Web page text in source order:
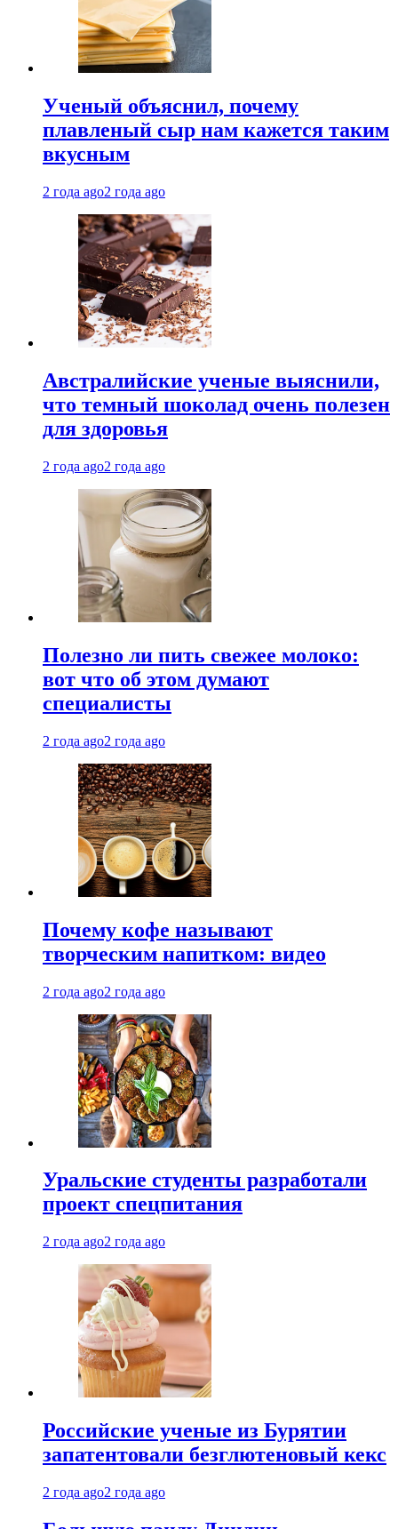
Ученый объяснил, почему
плавленый сыр нам кажется таким
вкусным
2 года ago2 года ago
Австралийские ученые выяснили,
что темный шоколад очень полезен
для здоровья
2 года ago2 года ago
Полезно ли пить свежее молоко:
вот что об этом думают
специалисты
2 года ago2 года ago
Почему кофе называют
творческим напитком: видео
2 года ago2 года ago
Уральские студенты разработали
проект спецпитания
2 года ago2 года ago
Российские ученые из Бурятии
запатентовали безглютеновый кекс
2 года ago2 года ago